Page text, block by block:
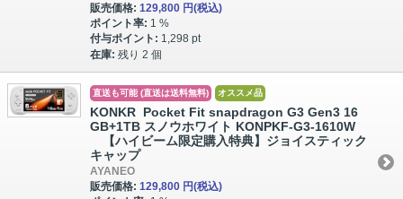
販売価格: 129,800 円(税込)
ポイント率: 1 %
付与ポイント: 1,298 pt
在庫: 残り 2 個
直送も可能 (直送は送料無料) オススメ品
KONKR Pocket Fit snapdragon G3 Gen3 16
GB+1TB スノウホワイト KONPKF-G3-1610W
【ハイビーム限定購入特典】ジョイスティック
キャップ
AYANEO
販売価格: 129,800 円(税込)